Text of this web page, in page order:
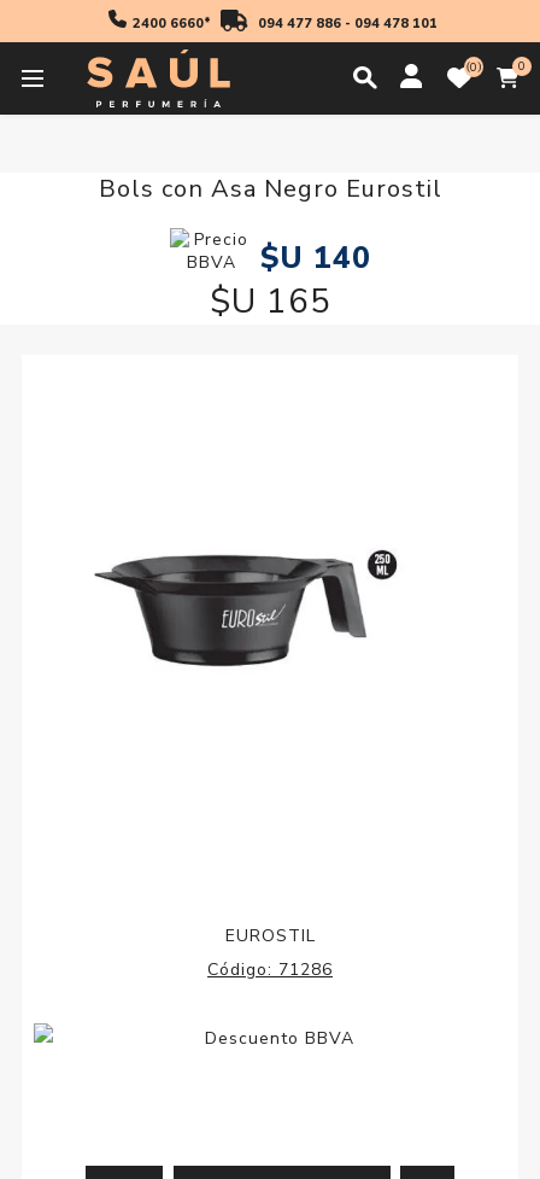
2400 6660* 094 477 886- 094 478 101
0 0
Accesorios
Bols con Asa Negro Eurostil
$U 140
$U 165
EUROSTIL
Código: 71286